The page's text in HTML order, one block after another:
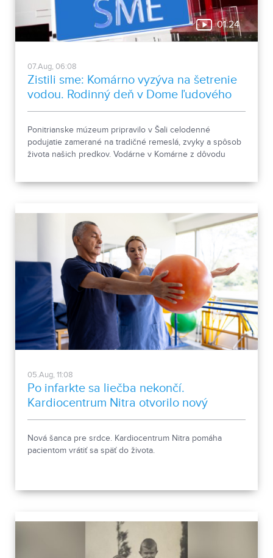
01:24
07.Aug, 06:08
Zistili sme: Komárno vyzýva na šetrenie
vodou. Rodinný deň v Dome ľudového
bývania a architektúry
Ponitrianske múzeum pripravilo v Šali celodenné
podujatie zamerané na tradičné remeslá, zvyky a spôsob
života našich predkov. Vodárne v Komárne z dôvodu
05.Aug, 11:08
Po infarkte sa liečba nekončí.
Kardiocentrum Nitra otvorilo nový
stacionár
Nová šanca pre srdce. Kardiocentrum Nitra pomáha
pacientom vrátiť sa späť do života.